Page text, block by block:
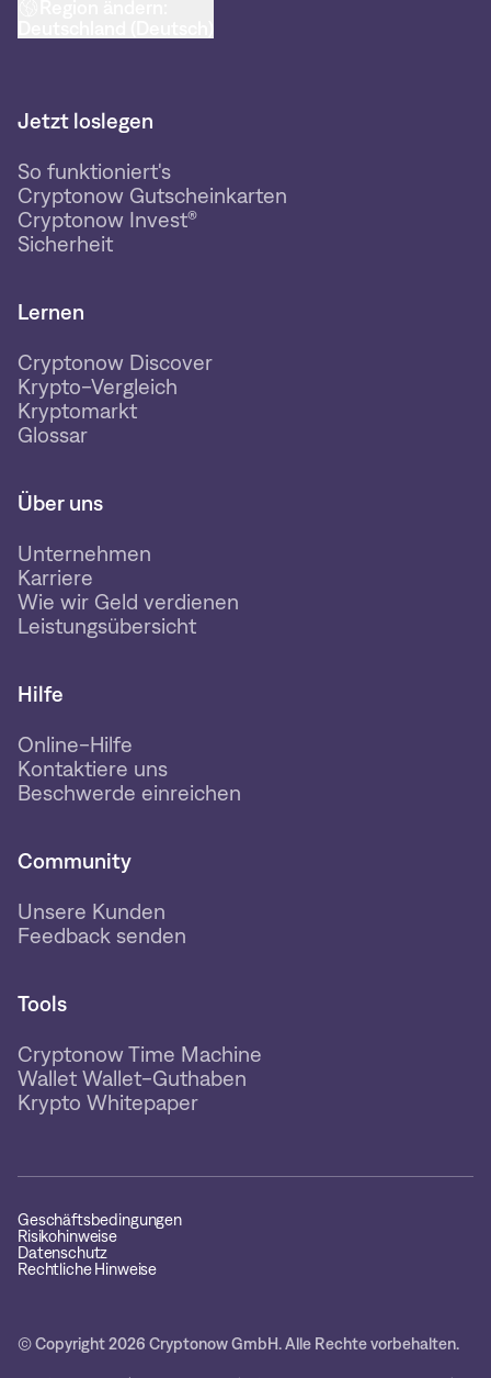
Jetzt loslegen
So funktioniert's
Cryptonow Gutscheinkarten
Cryptonow Invest®
Sicherheit
Lernen
Cryptonow Discover
Krypto-Vergleich
Kryptomarkt
Glossar
Über uns
Unternehmen
Karriere
Wie wir Geld verdienen
Leistungsübersicht
Hilfe
Online-Hilfe
Kontaktiere uns
Beschwerde einreichen
Community
Unsere Kunden
Feedback senden
Tools
Cryptonow Time Machine
Wallet Wallet-Guthaben
Krypto Whitepaper
Geschäftsbedingungen
Risikohinweise
Datenschutz
Rechtliche Hinweise
© Copyright 2026 Cryptonow GmbH. Alle Rechte vorbehalten.